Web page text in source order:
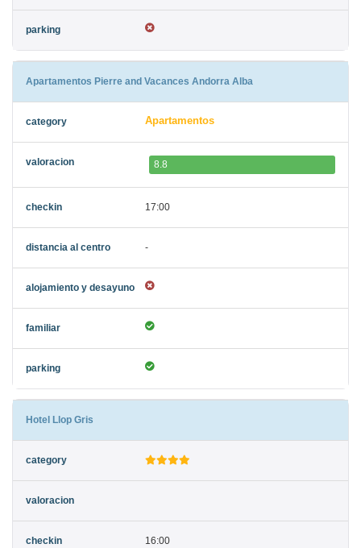
Apartamentos Pierre and Vacances Andorra Alba
Apartamentos
8.8
17:00
-
Hotel Llop Gris
16:00